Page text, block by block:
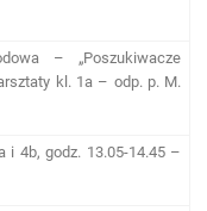
– „Poszukiwacze
kl. 1a – odp. p. M.
i 4b, godz. 13.05-14.45 –